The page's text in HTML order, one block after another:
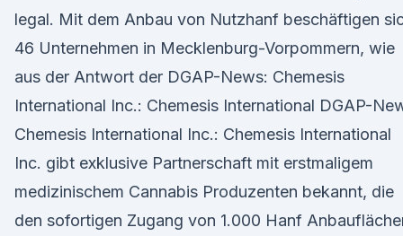
legal. Mit dem Anbau von Nutzhanf beschäftigen
46 Unternehmen in Mecklenburg-Vorpommern, wie
aus der Antwort der DGAP-News: Chemesis
International Inc.: Chemesis International DGAP-
Chemesis International Inc.: Chemesis International
Inc. gibt exklusive Partnerschaft mit erstmaligem
medizinischem Cannabis Produzenten bekannt, die
den sofortigen Zugang von 1.000 Hanf